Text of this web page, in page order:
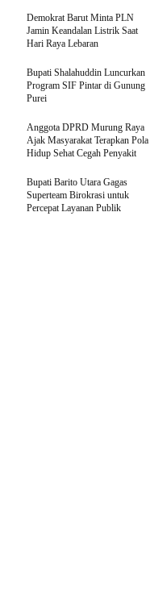
Demokrat Barut Minta PLN
Jamin Keandalan Listrik Saat
Hari Raya Lebaran
Bupati Shalahuddin Luncurkan
Program SIF Pintar di Gunung
Purei
Anggota DPRD Murung Raya
Ajak Masyarakat Terapkan Pola
Hidup Sehat Cegah Penyakit
Bupati Barito Utara Gagas
Superteam Birokrasi untuk
Percepat Layanan Publik